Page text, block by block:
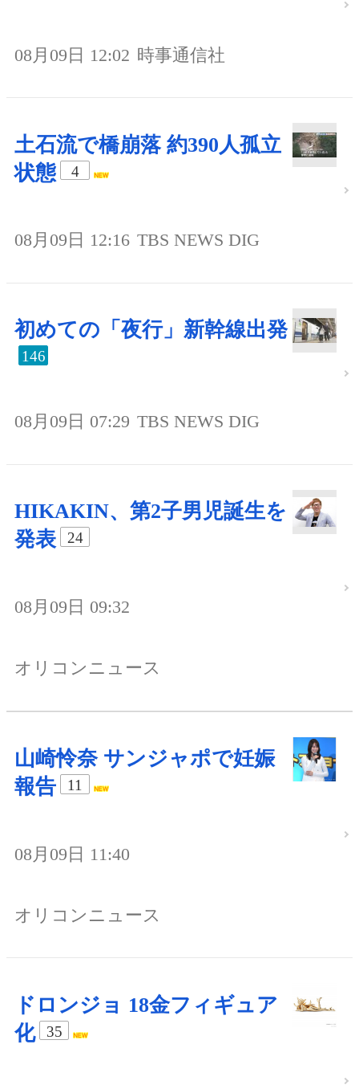
08月09日 12:02 時事通信社
土石流で橋崩落 約390人孤立
状態
4
08月09日 12:16 TBS NEWS DIG
初めての「夜行」新幹線出発
146
08月09日 07:29 TBS NEWS DIG
HIKAKIN、第2子男児誕生を
発表
24
08月09日 09:32
オリコンニュース
山崎怜奈 サンジャポで妊娠
報告
11
08月09日 11:40
オリコンニュース
ドロンジョ 18金フィギュア
化
35